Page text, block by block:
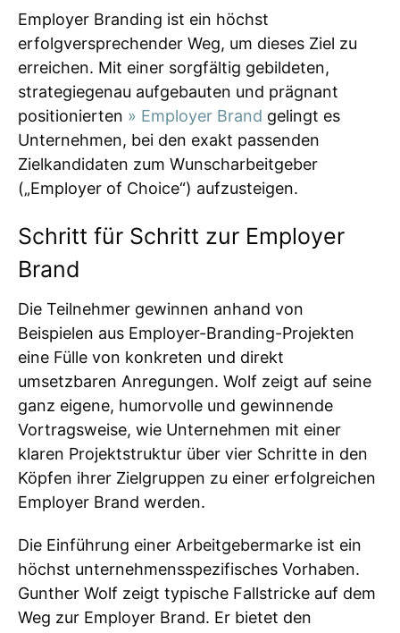
Employer Branding ist ein höchst
erfolgversprechender Weg, um dieses Ziel zu
erreichen. Mit einer sorgfältig gebildeten,
strategiegenau aufgebauten und prägnant
positionierten » Employer Brand gelingt es
Unternehmen, bei den exakt passenden
Zielkandidaten zum Wunscharbeitgeber
(„Employer of Choice“) aufzusteigen.
Schritt für Schritt zur Employer
Brand
Die Teilnehmer gewinnen anhand von
Beispielen aus Employer-Branding-Projekten
eine Fülle von konkreten und direkt
umsetzbaren Anregungen. Wolf zeigt auf seine
ganz eigene, humorvolle und gewinnende
Vortragsweise, wie Unternehmen mit einer
klaren Projektstruktur über vier Schritte in den
Köpfen ihrer Zielgruppen zu einer erfolgreichen
Employer Brand werden.
Die Einführung einer Arbeitgebermarke ist ein
höchst unternehmensspezifisches Vorhaben.
Gunther Wolf zeigt typische Fallstricke auf dem
Weg zur Employer Brand. Er bietet den